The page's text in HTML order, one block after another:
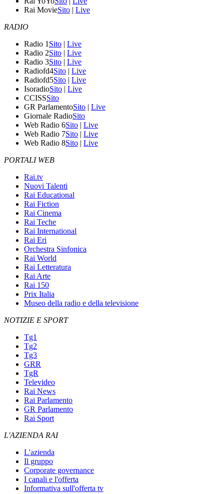
Rai MovieSito | Live
RADIO
Radio 1 Sito | Live
Radio 2Sito | Live
Radio 3Sito | Live
Radiofd4Sito | Live
Radiofd5Sito | Live
IsoradioSito | Live
CCISSSito
GR ParlamentoSito | Live
Giornale RadioSito
Web Radio 6Sito | Live
Web Radio 7Sito | Live
Web Radio 8Sito | Live
PORTALI WEB
Rai.tv
Nuovi Talenti
Rai Educational
Rai Fiction
Rai Cinema
Rai Teche
Rai International
Rai Eri
Orchestra Sinfonica
Rai World
Rai Letteratura
Rai Arte
Rai 150
Prix Italia
Museo della radio e della televisione
NOTIZIE E SPORT
Tg1
Tg2
Tg3
GRR
TgR
Televideo
Rai News
Rai Parlamento
GR Parlamento
Rai Sport
L'AZIENDA RAI
L'azienda
Il gruppo
Corporate governance
I canali e l'offerta
Informativa sull'offerta tv